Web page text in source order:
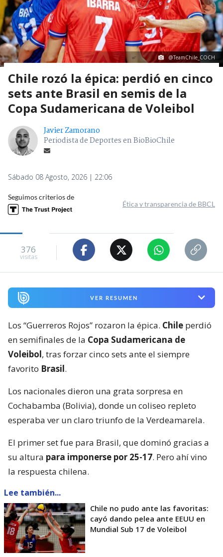
@TeamChile_COCH
Chile rozó la épica: perdió en cinco
sets ante Brasil en semis de la
Copa Sudamericana de Voleibol
Javier Zamorano
Periodista de Deportes en BioBioChile
Sábado 08 Agosto, 2026 | 22:06
Seguimos criterios de
Ética y transparencia de BBCL
376
visitas
VER RESUMEN
Los “Guerreros Rojos” rozaron la épica. Chile perdió
en semifinales de la Copa Sudamericana de
Voleibol, tras forzar cinco sets ante el siempre
favorito Brasil.
Los nacionales dieron una grata sorpresa en
Cochabamba (Bolivia), donde un coliseo repleto
esperaba ver un claro triunfo de la Verdeamarela.
El primer set fue para Brasil, que dominó gracias a
su altura para imponerse por 25-17. Pero ahí vino
la respuesta chilena.
Lee también...
Chile no pudo ante las favoritas:
cayó dando pelea ante EEUU en
Mundial Sub 17 de Voleibol